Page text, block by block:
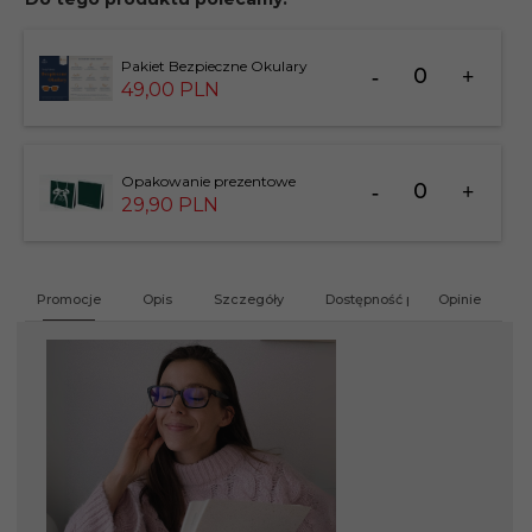
Pakiet Bezpieczne Okulary
49,00 PLN
dla
Opakowanie prezentowe
29,90 PLN
dla
Promocje Opis Szczegóły Dostępność produktu
Opinie